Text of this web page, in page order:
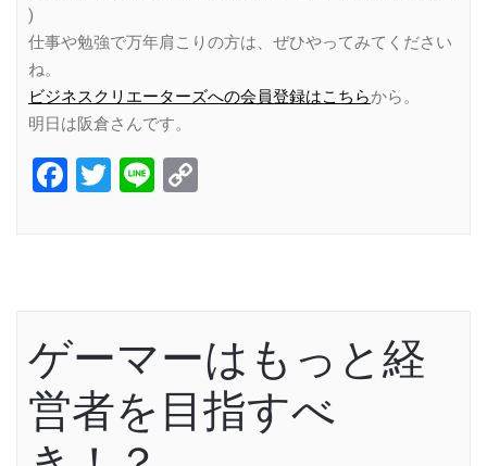
)
仕事や勉強で万年肩こりの方は、ぜひやってみてください
ね。
ビジネスクリエーターズへの会員登録はこちらから。
明日は阪倉さんです。
Facebook
Twitter
Line
ゲーマーはもっと経
営者を目指すべ